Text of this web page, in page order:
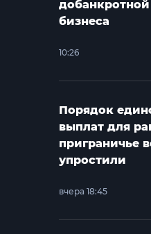
бизнеса
10:26
Порядок
выплат для
приграничье
упростили
вчера 18:45